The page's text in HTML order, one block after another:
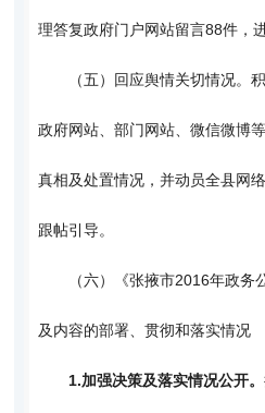
理答复政府门户网站留言88件，
（五）回应舆情关切情况。积
政府网站、部门网站、微信微博
真相及处置情况，并动员全县网
跟帖引导。
（六）《张掖市2016年政务
及内容的部署、贯彻和落实情况
1.加强决策及落实情况公开。